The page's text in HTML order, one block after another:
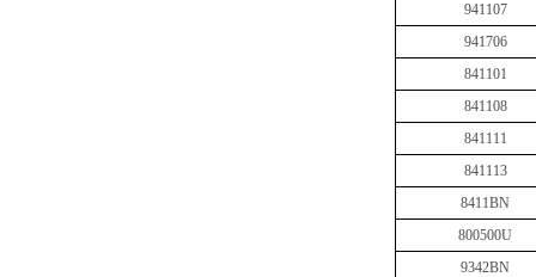
941107
941706
841101
841108
841111
841113
8411BN
800500U
9342BN